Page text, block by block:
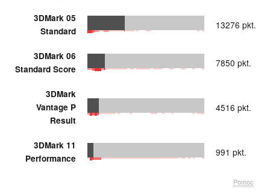
3DMark 05
Standard
13276 pkt.
3DMark 06
Standard Score
7850 pkt.
3DMark
Vantage P
Result
4516 pkt.
3DMark 11
Performance
991 pkt.
Pomoc